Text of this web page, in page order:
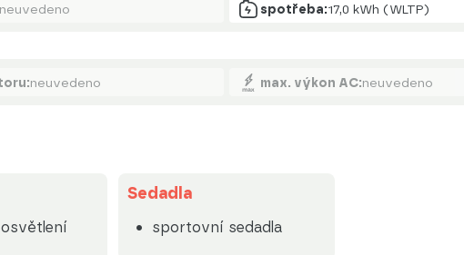
neuvedeno spotřeba:17,0 kWh (WLTP)
neuvedeno max. výkon AC:neuvedeno
Sedadla
sportovní sedadla